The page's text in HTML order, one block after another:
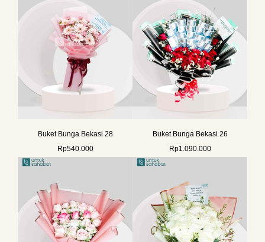
Buket Bunga Bekasi 28
Rp540.000
Buket Bunga Bekasi 26
Rp1.090.000